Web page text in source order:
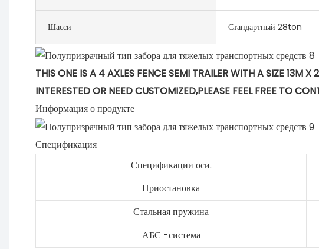
Шасси Стандартный 28ton
THIS ONE IS A 4 AXLES FENCE SEMI TRAILER WITH A SIZE 13M
INTERESTED OR NEED CUSTOMIZED,PLEASE FEEL FREE TO
Информация о продукте
Спецификация
Спецификации оси.
Приостановка
Стальная пружина
АБС -система